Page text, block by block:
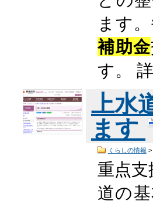
ます
補助金
す。
上水
ます
くらしの情報 >
重点
道の